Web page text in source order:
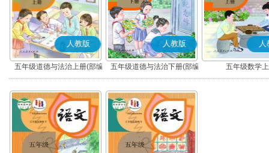
人教版
五年级道德与法治上册(部编
版)
人教版
五年级道德与法治下册(部编
版)
人
五年级数学